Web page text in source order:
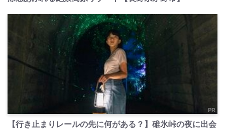
PR
【行き止まりレールの先に何がある？】碓氷峠の夜に出会